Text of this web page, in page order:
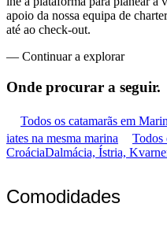
apoio da nossa equipa de
até ao check-out.
— Continuar a explorar
Onde procurar a seguir.
Todos os catamarãs em
iates na mesma marina
Todos
CroáciaDalmácia, Ístria,
Comodidades